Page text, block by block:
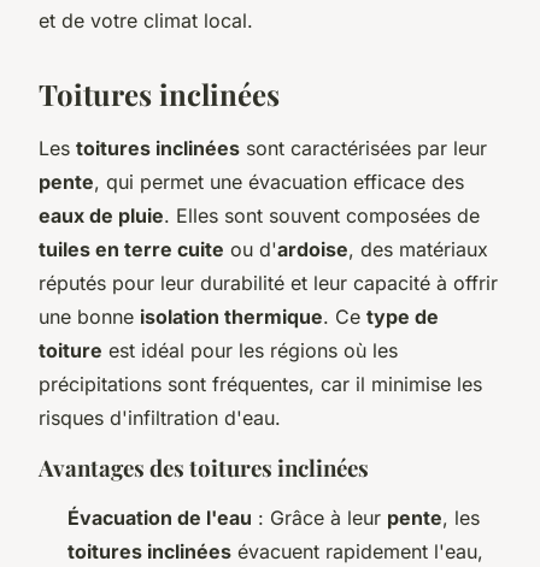
et de votre climat local.
Toitures inclinées
Les toitures inclinées sont caractérisées par leur
pente, qui permet une évacuation efficace des
eaux de pluie. Elles sont souvent composées de
tuiles en terre cuite ou d'ardoise, des matériaux
réputés pour leur durabilité et leur capacité à offrir
une bonne isolation thermique. Ce type de
toiture est idéal pour les régions où les
précipitations sont fréquentes, car il minimise les
risques d'infiltration d'eau.
Avantages des toitures inclinées
Évacuation de l'eau : Grâce à leur pente, les
toitures inclinées évacuent rapidement l'eau,